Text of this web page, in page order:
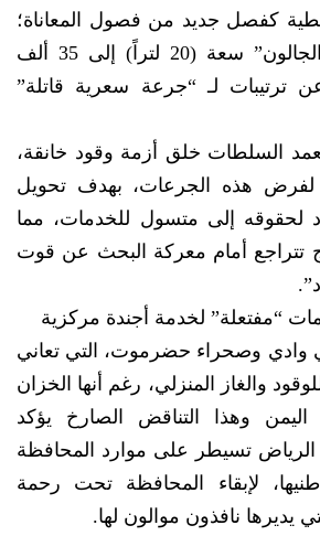
كفصل جديد من فصول المعاناة؛
حيث وصل سعر “الجالون” سعة (20 لتراً) إلى 35 ألف
ترتيبات لـ “جرعة سعرية قاتلة”
السلطات خلق أزمة وقود خانقة،
هذه الجرعات، بهدف تحويل
لحقوقه إلى متسول للخدمات، مما
تتراجع أمام معركة البحث عن قوت
“مفتعلة” لخدمة أجندة مركزية
وادي وصحراء حضرموت، التي تعاني
والغاز المنزلي، رغم أنها الخزان
وهذا التناقض الصارخ يؤكد
الرياض تسيطر على موارد المحافظة
لإبقاء المحافظة تحت رحمة
يديرها نافذون موالون لها.